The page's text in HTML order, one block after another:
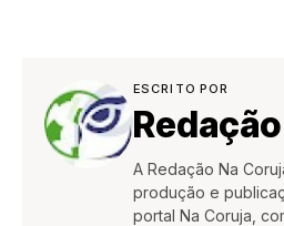
ESCRITO POR
Redação
A Redação Na
produção e
portal Na Coruja,